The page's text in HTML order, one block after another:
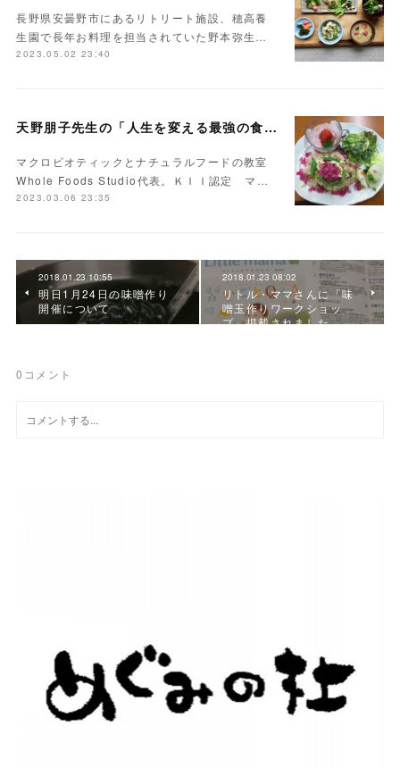
長野県安曇野市にあるリトリート施設、穂高養
生園で長年お料理を担当されていた野本弥生…
2023.05.02 23:40
天野朋子先生の「人生を変える最強の食事」
マクロビオティックとナチュラルフードの教室
Whole Foods Studio代表。ＫＩＩ認定 マ…
2023.03.06 23:35
2018.01.23 10:55
明日1月24日の味噌作り
開催について
2018.01.23 08:02
リトル・ママさんに「味
噌玉作りワークショッ
プ」掲載されました。
0 コメント